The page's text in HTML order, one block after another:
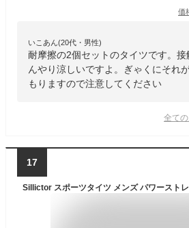
価
いこあん(20代・男性)
耐摩擦の2個セットのタイツです。
んやり涼しいですよ。ぎゃくにそれ
もりますので注意してください
全て
17